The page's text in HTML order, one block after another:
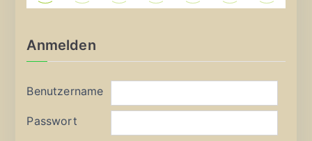
Anmelden
Benutzername
Passwort